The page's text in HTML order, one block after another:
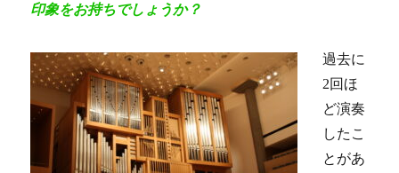
印象をお持ちでしょうか？
過去に
2回ほ
ど演奏
したこ
とがあ